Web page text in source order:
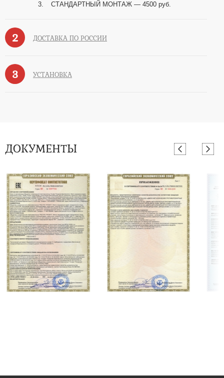
СТАНДАРТНЫЙ МОНТАЖ — 4500 руб.
2 ДОСТАВКА ПО РОССИИ
3 УСТАНОВКА
ДОКУМЕНТЫ